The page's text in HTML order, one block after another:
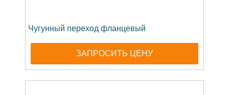
Чугунный переход фланцевый
ЗАПРОСИТЬ ЦЕНУ